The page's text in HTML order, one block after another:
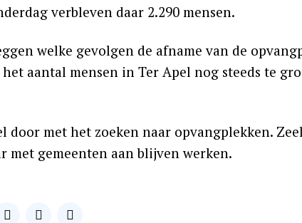
verbleven daar 2.290 mensen.
welke gevolgen de afname van de
aantal mensen in Ter Apel nog steeds te
door met het zoeken naar opvangplekken.
met gemeenten aan blijven werken.